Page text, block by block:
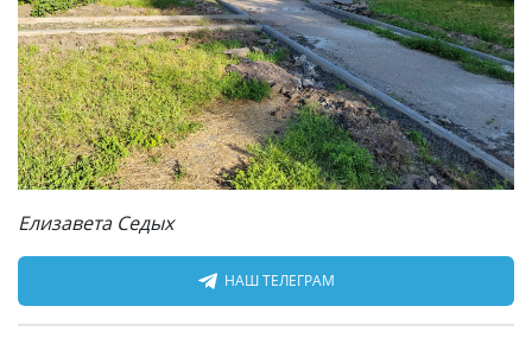
Елизавета Седых
НАШ ТЕЛЕГРАМ